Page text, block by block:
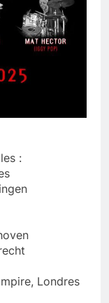
:
Londres